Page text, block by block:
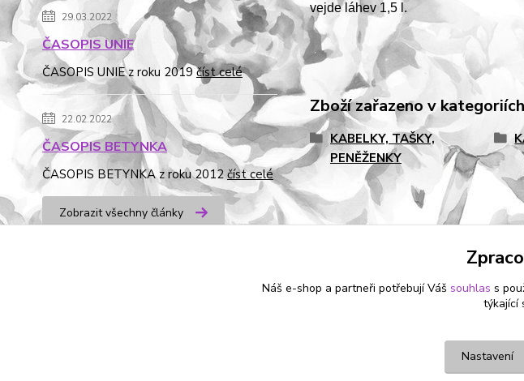
29.03.2022
ČASOPIS UNIE
ČASOPIS UNIE z roku 2019 číst celé
22.02.2022
ČASOPIS BETYNKA
ČASOPIS BETYNKA z roku 2012číst celé
Zobrazit všechny články
vejde láhev 1,5 l.
Zboží zařazeno v kategoriích
KABELKY, TAŠKY,
PENĚŽENKY
Náš e-shop a partneři potřebují Váš souhlas s
týkající
Nastavení